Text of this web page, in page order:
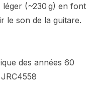
léger (~230 g) en font
le son de la guitare.
des années 60